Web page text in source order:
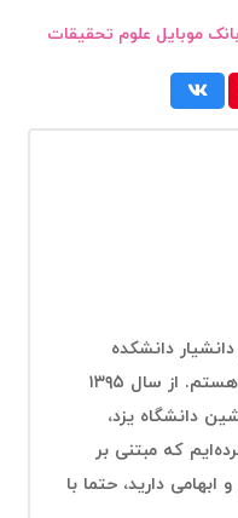
بانک موبایل علوم تحقیقات
دانشکده
مهندسی کامیپیوتر دانشگاه یزد هستم. از سال ۱۳۹۵
دانشگاه یزد،
که مبتنی بر
دارید، حتما با